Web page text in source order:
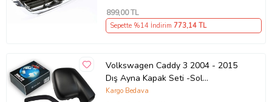
899,00 TL
Sepette %14 İndirim 773,14 TL
Volkswagen Caddy 3 2004 - 2015
Dış Ayna Kapak Seti -Sol
7E18575289 B9
Kargo Bedava